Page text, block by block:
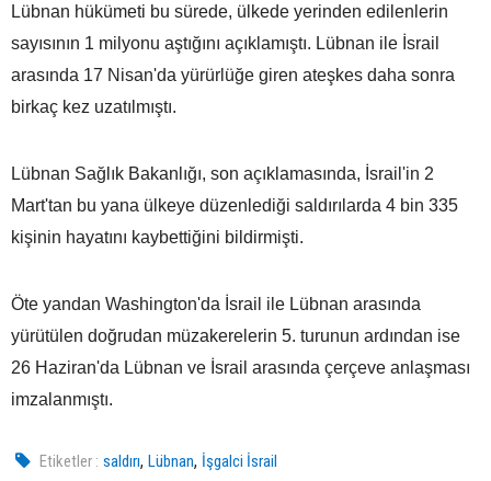
Lübnan hükümeti bu sürede, ülkede yerinden edilenlerin
sayısının 1 milyonu aştığını açıklamıştı. Lübnan ile İsrail
arasında 17 Nisan'da yürürlüğe giren ateşkes daha sonra
birkaç kez uzatılmıştı.
Lübnan Sağlık Bakanlığı, son açıklamasında, İsrail'in 2
Mart'tan bu yana ülkeye düzenlediği saldırılarda 4 bin 335
kişinin hayatını kaybettiğini bildirmişti.
Öte yandan Washington'da İsrail ile Lübnan arasında
yürütülen doğrudan müzakerelerin 5. turunun ardından ise
26 Haziran'da Lübnan ve İsrail arasında çerçeve anlaşması
imzalanmıştı.
Etiketler : saldırı,Lübnan, İşgalci İsrail